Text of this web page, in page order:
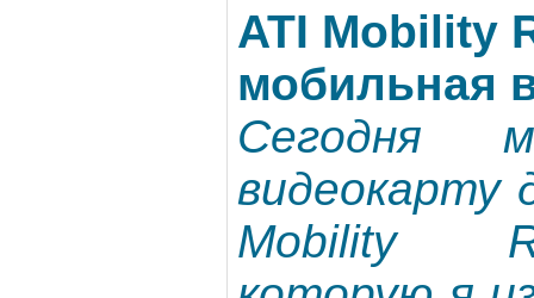
ATI Mobility
мобильная
Сегодня
видеокарту
Mobility